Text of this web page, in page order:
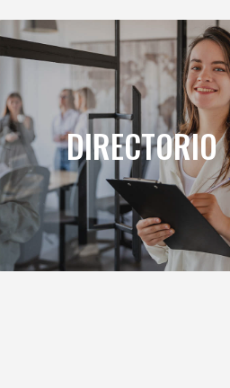
DIRECTORIO